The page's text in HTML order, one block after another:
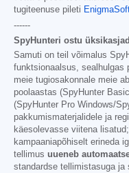
tugiteenuse pileti
------
SpyHunteri ostu üksikasjad
Samuti on teil võimalus
funktsionaalsus, sealhulgas
meie tugiosakonnale meie
poolaastas (SpyHunter
(SpyHunter Pro Windows/
pakkumismaterjalidele ja
käesolevasse viitena
kampaaniapõhiselt erineda
tellimus uueneb
standardse tellimistasuga